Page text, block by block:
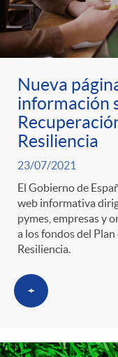
g
o
r
i
a
s
Nueva
información
Resiliencia
23/07/2021
El Gobierno de
web informativa
pymes, empresas y
a los fondos del
Resiliencia.
+